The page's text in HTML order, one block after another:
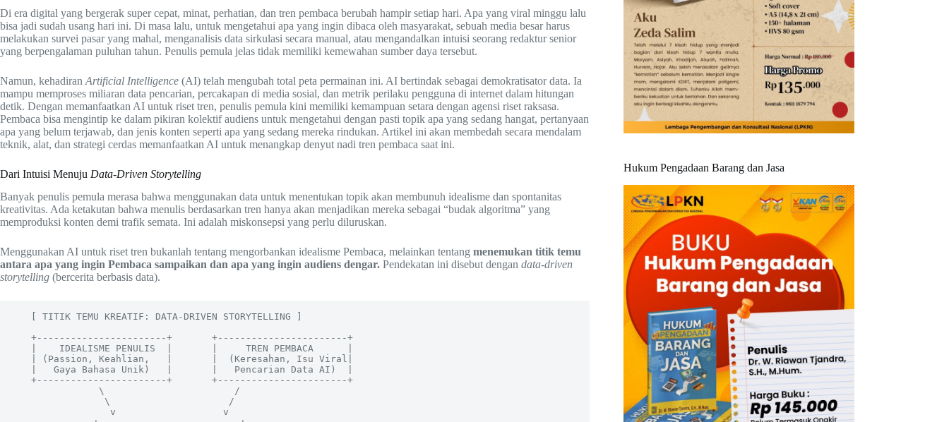
Di era digital yang bergerak super cepat, minat, perhatian, dan tren pembaca berubah hampir setiap hari. Apa yang viral minggu lalu
bisa jadi sudah usang hari ini. Di masa lalu, untuk mengetahui apa yang ingin dibaca oleh masyarakat, sebuah media besar harus
melakukan survei pasar yang mahal, menganalisis data sirkulasi secara manual, atau mengandalkan intuisi seorang redaktur senior
yang berpengalaman puluhan tahun. Penulis pemula jelas tidak memiliki kemewahan sumber daya tersebut.
Namun, kehadiran Artificial Intelligence (AI) telah mengubah total peta permainan ini. AI bertindak sebagai demokratisator data. Ia
mampu memproses miliaran data pencarian, percakapan di media sosial, dan metrik perilaku pengguna di internet dalam hitungan
detik. Dengan memanfaatkan AI untuk riset tren, penulis pemula kini memiliki kemampuan setara dengan agensi riset raksasa.
Pembaca bisa mengintip ke dalam pikiran kolektif audiens untuk mengetahui dengan pasti topik apa yang sedang hangat, pertanyaan
apa yang belum terjawab, dan jenis konten seperti apa yang sedang mereka rindukan. Artikel ini akan membedah secara mendalam
teknik, alat, dan strategi cerdas memanfaatkan AI untuk menangkap denyut nadi tren pembaca saat ini.
Dari Intuisi Menuju Data-Driven Storytelling
Banyak penulis pemula merasa bahwa menggunakan data untuk menentukan topik akan membunuh idealisme dan spontanitas
kreativitas. Ada ketakutan bahwa menulis berdasarkan tren hanya akan menjadikan mereka sebagai “budak algoritma” yang
memproduksi konten demi trafik semata. Ini adalah miskonsepsi yang perlu diluruskan.
Menggunakan AI untuk riset tren bukanlah tentang mengorbankan idealisme Pembaca, melainkan tentang menemukan titik temu
antara apa yang ingin Pembaca sampaikan dan apa yang ingin audiens dengar. Pendekatan ini disebut dengan data-driven
storytelling (bercerita berbasis data).
Hukum Pengadaan Barang dan Jasa